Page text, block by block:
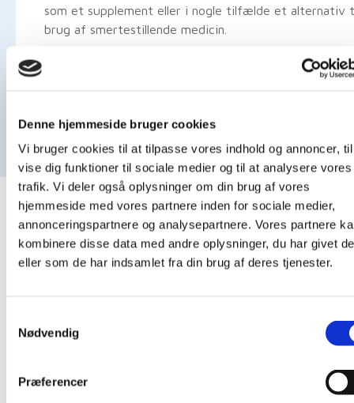
Denne hjemmeside bruger cookies
Vi bruger cookies til at tilpasse vores indhold og annoncer,
vise dig funktioner til sociale medier og til at analysere vores
trafik. Vi deler også oplysninger om din brug af vores
hjemmeside med vores partnere inden for sociale medier,
annonceringspartnere og analysepartnere. Vores partnere
kombinere disse data med andre oplysninger, du har givet
eller som de har indsamlet fra din brug af deres tjenester.
Nødvendig
Præferencer
som et supplement eller i nogle tilfælde et alternativ
brug af smertestillende medicin.
Åbningstider